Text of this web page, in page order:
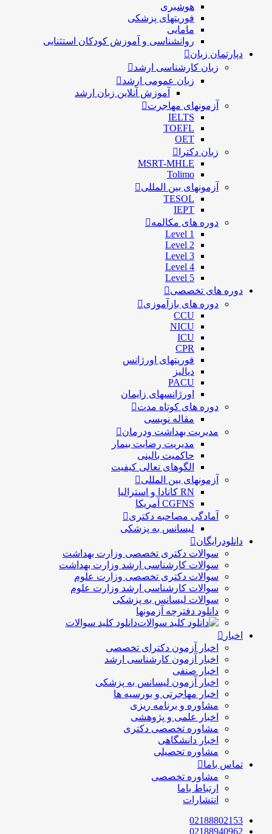
هوشبری
فوریتهای پزشکی
مامایی
روانشناسی و آموزش کودکان استثنایی
دپارتمان زبان
زبان کارشناسی ارشد
زبان عمومی ارشد
آموزش آنلاین زبان ارشد
آزمونهای مهاجرت
IELTS
TOEFL
OET
زبان دکترا
MSRT-MHLE
Tolimo
آزمونهای بین المللی
TESOL
IEPT
دوره های مکالمه
Level 1
Level 2
Level 3
Level 4
Level 5
دوره های تخصصی
دوره های بازآموزی
CCU
NICU
ICU
CPR
فوریتهای اورژانس
دیالیز
PACU
اورژانسهای زایمان
دوره های کوتاه مدت
مقاله نویسی
مدیریت بهداشت ودرمان
مديريت رضايت بيمار
حاكميت بالينی
الگوهای تعالی کيفيت
آزمونهای بین المللی
RN کانادا و استرالیا
CGFNS آمریکا
آمادگی مصاحبه دکتری
لیسانس به پزشکی
دانلودرایگان
سوالات دکتری تخصصی وزارت بهداشت
سوالات کارشناسی ارشد وزارت بهداشت
سوالات دکتری تخصصی وزارت علوم
سوالات کارشناسی ارشد وزارت علوم
سوالات لیسانس به پزشکی
دانلود دفترچه آزمونها
دانلود کلید سوالات
اخبار
اخبار آزمون دکترای تخصصی
اخبار آزمون کارشناسی ارشد
اخبار صنفی
اخبار آزمون لیسانس به پزشکی
اخبار مهاجرتی و بورسیه ها
مشاوره و برنامه ریزی
اخبار علمی و پژوهشی
مشاوره تخصصی دکتری
اخبار دانشگاهی
مشاوره تحصیلی
تماس باما
مشاوره تخصصی
ارتباط باما
انتشارات
02188802153
02188940962